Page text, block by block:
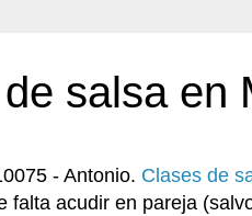
salsa en
- Antonio. Clases de
falta acudir en pareja